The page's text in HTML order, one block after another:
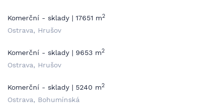
Komerční - sklady | 17651 m2
Ostrava, Hrušov
Komerční - sklady | 9653 m2
Ostrava, Hrušov
Komerční - sklady | 5240 m2
Ostrava, Bohumínská